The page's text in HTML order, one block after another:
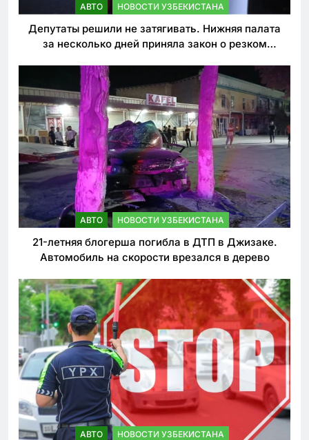
АВТО НОВОСТИ УЗБЕКИСТАНА
Депутаты решили не затягивать. Нижняя палата
за несколько дней приняла закон о резком
АВТО НОВОСТИ УЗБЕКИСТАНА
21-летняя блогерша погибла в ДТП в Джизаке.
Автомобиль на скорости врезался в дерево
АВТО НОВОСТИ УЗБЕКИСТАНА